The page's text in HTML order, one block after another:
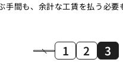
手間も、余計な工賃を払う必要
1 2 3